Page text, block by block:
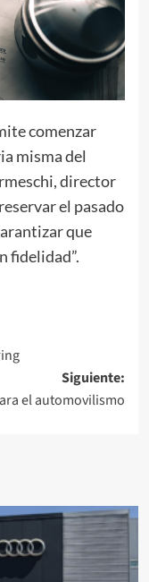
comenzar
misma del
director
el pasado
que
fidelidad”.
Siguiente:
el automovilismo